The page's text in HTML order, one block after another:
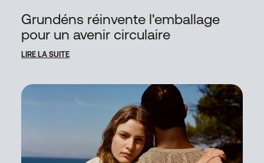
Grundéns réinvente l'emballage
pour un avenir circulaire
LIRE LA SUITE